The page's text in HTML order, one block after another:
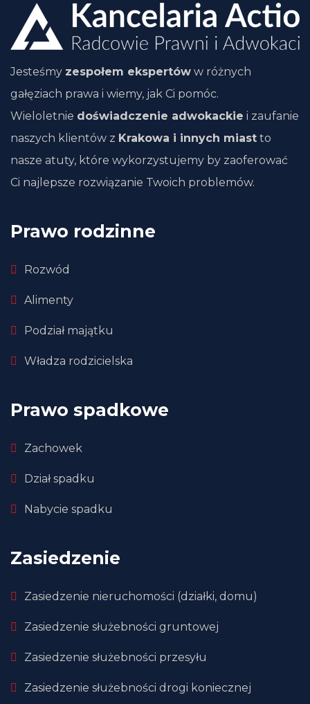
Jesteśmy zespołem ekspertów w różnych
gałęziach prawa i wiemy, jak Ci pomóc.
Wieloletnie doświadczenie adwokackie i zaufanie
naszych klientów z Krakowa i innych miast to
nasze atuty, które wykorzystujemy by zaoferować
Ci najlepsze rozwiązanie Twoich problemów.
Prawo rodzinne
Rozwód
Alimenty
Podział majątku
Władza rodzicielska
Prawo spadkowe
Zachowek
Dział spadku
Nabycie spadku
Zasiedzenie
Zasiedzenie nieruchomości (działki, domu)
Zasiedzenie służebności gruntowej
Zasiedzenie służebności przesyłu
Zasiedzenie służebności drogi koniecznej